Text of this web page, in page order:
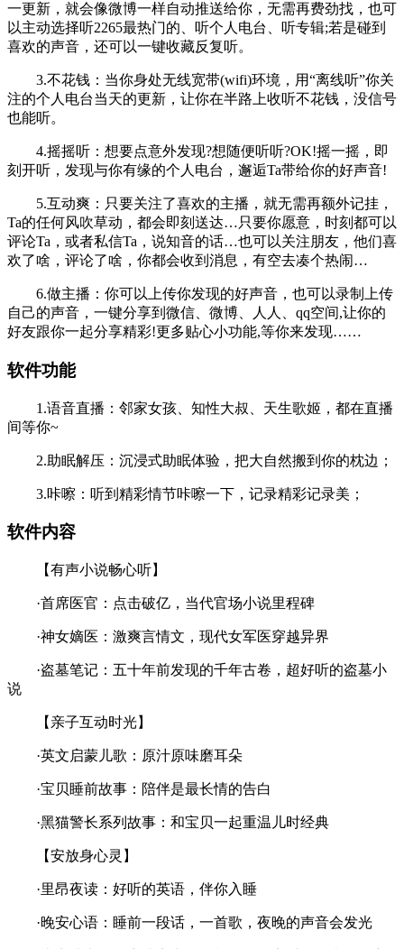
一更新，就会像微博一样自动推送给你，无需再费劲找，也可
以主动选择听2265最热门的、听个人电台、听专辑;若是碰到
喜欢的声音，还可以一键收藏反复听。
3.不花钱：当你身处无线宽带(wifi)环境，用“离线听”你关
注的个人电台当天的更新，让你在半路上收听不花钱，没信号
也能听。
4.摇摇听：想要点意外发现?想随便听听?OK!摇一摇，即
刻开听，发现与你有缘的个人电台，邂逅Ta带给你的好声音!
5.互动爽：只要关注了喜欢的主播，就无需再额外记挂，
Ta的任何风吹草动，都会即刻送达…只要你愿意，时刻都可以
评论Ta，或者私信Ta，说知音的话…也可以关注朋友，他们喜
欢了啥，评论了啥，你都会收到消息，有空去凑个热闹…
6.做主播：你可以上传你发现的好声音，也可以录制上传
自己的声音，一键分享到微信、微博、人人、qq空间,让你的
好友跟你一起分享精彩!更多贴心小功能,等你来发现……
软件功能
1.语音直播：邻家女孩、知性大叔、天生歌姬，都在直播
间等你~
2.助眠解压：沉浸式助眠体验，把大自然搬到你的枕边；
3.咔嚓：听到精彩情节咔嚓一下，记录精彩记录美；
软件内容
【有声小说畅心听】
·首席医官：点击破亿，当代官场小说里程碑
·神女嫡医：激爽言情文，现代女军医穿越异界
·盗墓笔记：五十年前发现的千年古卷，超好听的盗墓小
说
【亲子互动时光】
·英文启蒙儿歌：原汁原味磨耳朵
·宝贝睡前故事：陪伴是最长情的告白
·黑猫警长系列故事：和宝贝一起重温儿时经典
【安放身心灵】
·里昂夜读：好听的英语，伴你入睡
·晚安心语：睡前一段话，一首歌，夜晚的声音会发光